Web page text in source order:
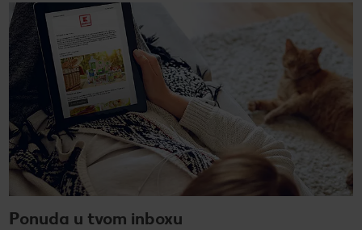
Ponuda u tvom inboxu